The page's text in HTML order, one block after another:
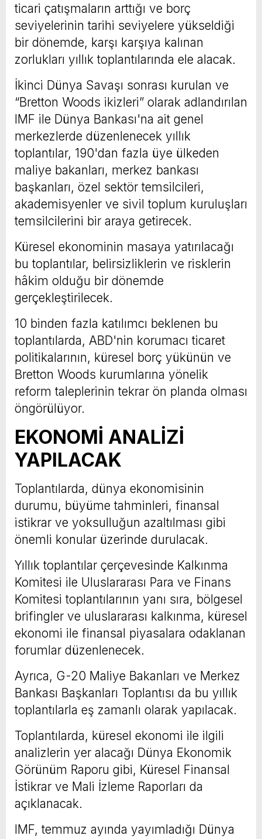
ticari çatışmaların arttığı ve borç
seviyelerinin tarihi seviyelere yükseldiği
bir dönemde, karşı karşıya kalınan
zorlukları yıllık toplantılarında ele alacak.
İkinci Dünya Savaşı sonrası kurulan ve
“Bretton Woods ikizleri” olarak adlandırılan
IMF ile Dünya Bankası'na ait genel
merkezlerde düzenlenecek yıllık
toplantılar, 190'dan fazla üye ülkeden
maliye bakanları, merkez bankası
başkanları, özel sektör temsilcileri,
akademisyenler ve sivil toplum kuruluşları
temsilcilerini bir araya getirecek.
Küresel ekonominin masaya yatırılacağı
bu toplantılar, belirsizliklerin ve risklerin
hâkim olduğu bir dönemde
gerçekleştirilecek.
10 binden fazla katılımcı beklenen bu
toplantılarda, ABD'nin korumacı ticaret
politikalarının, küresel borç yükünün ve
Bretton Woods kurumlarına yönelik
reform taleplerinin tekrar ön planda olması
öngörülüyor.
EKONOMİ ANALİZİ
YAPILACAK
Toplantılarda, dünya ekonomisinin
durumu, büyüme tahminleri, finansal
istikrar ve yoksulluğun azaltılması gibi
önemli konular üzerinde durulacak.
Yıllık toplantılar çerçevesinde Kalkınma
Komitesi ile Uluslararası Para ve Finans
Komitesi toplantılarının yanı sıra, bölgesel
brifingler ve uluslararası kalkınma, küresel
ekonomi ile finansal piyasalara odaklanan
forumlar düzenlenecek.
Ayrıca, G-20 Maliye Bakanları ve Merkez
Bankası Başkanları Toplantısı da bu yıllık
toplantılarla eş zamanlı olarak yapılacak.
Toplantılarda, küresel ekonomi ile ilgili
analizlerin yer alacağı Dünya Ekonomik
Görünüm Raporu gibi, Küresel Finansal
İstikrar ve Mali İzleme Raporları da
açıklanacak.
IMF, temmuz ayında yayımladığı Dünya